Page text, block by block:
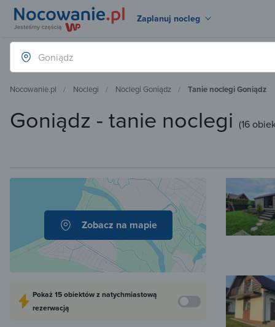
Zaplanuj nocleg
Nocowanie.pl Noclegi Noclegi Goniądz Tanie noclegi Goniądz
Goniądz - tanie noclegi (16
Zobacz na mapie
Pokaż15 obiektówz natychmiastową
rezerwacją